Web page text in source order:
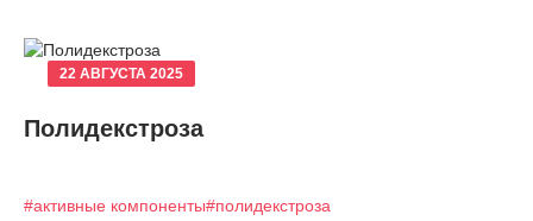
22 АВГУСТА 2025
Полидекстроза
#активные компоненты#полидекстроза